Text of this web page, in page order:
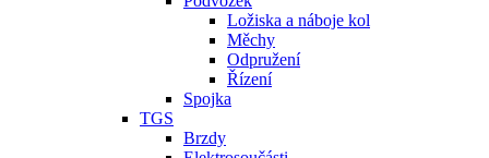
Ložiska a náboje kol
Měchy
Odpružení
Řízení
Spojka
TGS
Brzdy